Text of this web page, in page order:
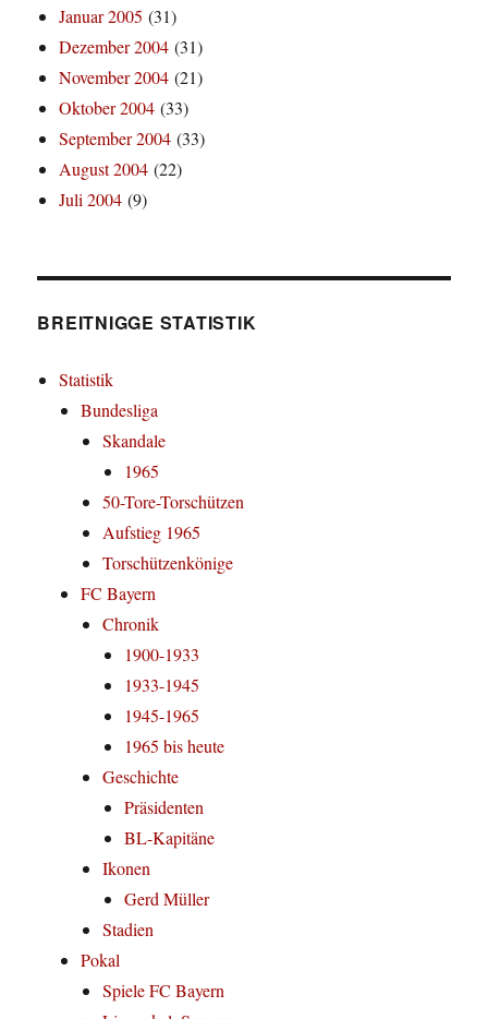
Januar 2005 (31)
Dezember 2004 (31)
November 2004 (21)
Oktober 2004 (33)
September 2004 (33)
August 2004 (22)
Juli 2004 (9)
BREITNIGGE STATISTIK
Statistik
Bundesliga
Skandale
1965
50-Tore-Torschützen
Aufstieg 1965
Torschützenkönige
FC Bayern
Chronik
1900-1933
1933-1945
1945-1965
1965 bis heute
Geschichte
Präsidenten
BL-Kapitäne
Ikonen
Gerd Müller
Stadien
Pokal
Spiele FC Bayern